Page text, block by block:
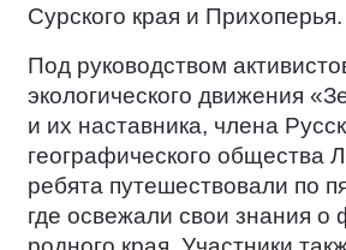
Сурского края и Прихоперья.
Под руководством
экологического движения
и их наставника, члена
географического общества
ребята путешествовали по
где освежали свои знания